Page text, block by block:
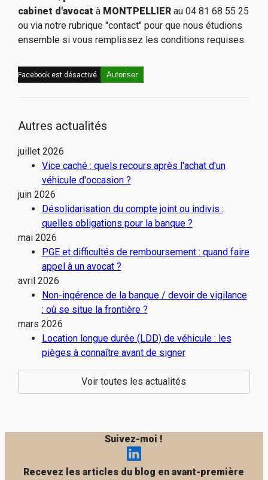
cabinet d'avocat àMONTPELLIERau 04 81 68 55 25
ou via notre rubrique "contact" pour que nous étudions
ensemble si vous remplissez les conditions requises.
Facebook est désactivé. Autoriser
Autres actualités
juillet 2026
Vice caché : quels recours après l'achat d'un
véhicule d'occasion ?
juin 2026
Désolidarisation du compte joint ou indivis :
quelles obligations pour la banque ?
mai 2026
PGE et difficultés de remboursement : quand faire
appel à un avocat ?
avril 2026
Non-ingérence de la banque / devoir de vigilance
: où se situe la frontière ?
mars 2026
Location longue durée (LDD) de véhicule : les
pièges à connaître avant de signer
Voir toutes les actualités
Suivez-moi !
Recevez les articles du blog en avant-première